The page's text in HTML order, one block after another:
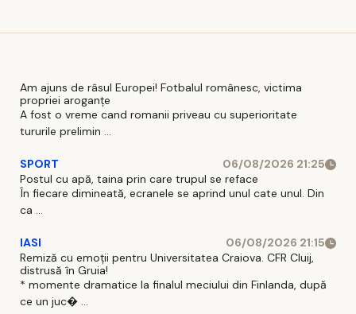
Am ajuns de râsul Europei! Fotbalul românesc, victima
propriei aroganțe
A fost o vreme cand romanii priveau cu superioritate
tururile prelimin ...
SPORT
06/08/2026 21:25
Postul cu apă, taina prin care trupul se reface
În fiecare dimineată, ecranele se aprind unul cate unul. Din
ca ...
IASI
06/08/2026 21:15
Remiză cu emoții pentru Universitatea Craiova. CFR Cluij,
distrusă în Gruia!
* momente dramatice la finalul meciului din Finlanda, după
ce un juc� ...